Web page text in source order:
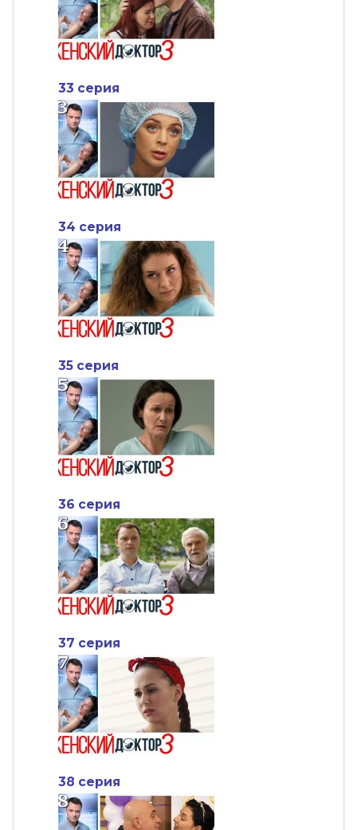
33 серия
34 серия
35 серия
36 серия
37 серия
38 серия